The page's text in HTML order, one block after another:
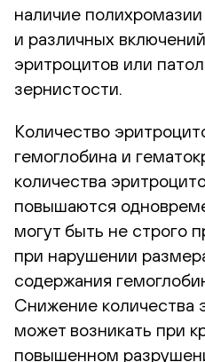
наличие
и различных
эритроцитов или
зернистости.
Количество
гемоглобина и
количества
повышаются
могут быть не строго
при нарушении
содержания
Снижение количества
может возникать при
повышенном